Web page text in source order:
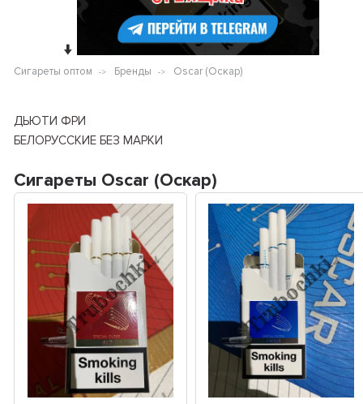
↓
Сигареты оптом Бренды Oscar (Оскар)
ДЬЮТИ ФРИ
БЕЛОРУССКИЕ БЕЗ МАРКИ
Сигареты Oscar (Оскар)